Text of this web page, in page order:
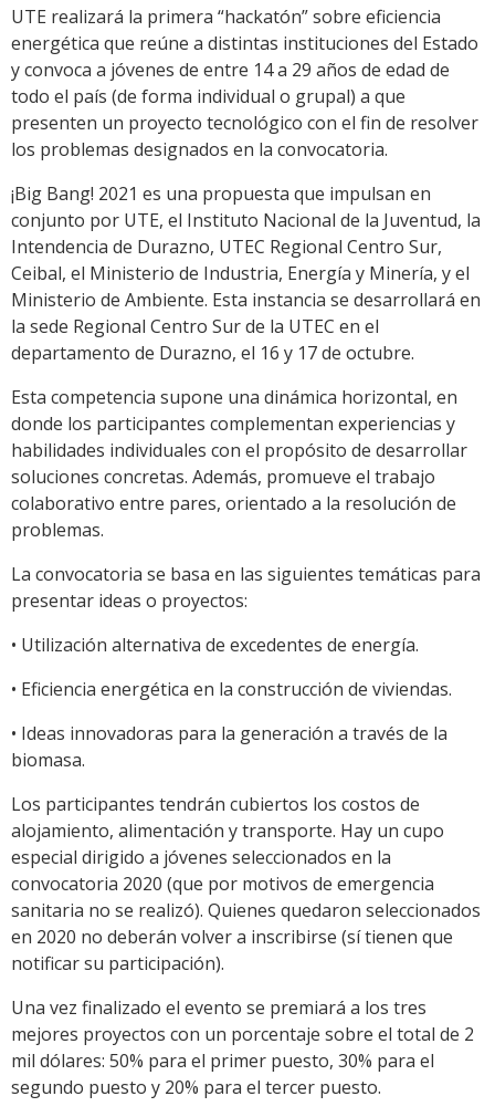
Link
UTE realizará la primera “hackatón” sobre eficiencia
energética que reúne a distintas instituciones del Estado
y convoca a jóvenes de entre 14 a 29 años de edad de
todo el país (de forma individual o grupal) a que
presenten un proyecto tecnológico con el fin de resolver
los problemas designados en la convocatoria.
¡Big Bang! 2021 es una propuesta que impulsan en
conjunto por UTE, el Instituto Nacional de la Juventud, la
Intendencia de Durazno, UTEC Regional Centro Sur,
Ceibal, el Ministerio de Industria, Energía y Minería, y el
Ministerio de Ambiente. Esta instancia se desarrollará en
la sede Regional Centro Sur de la UTEC en el
departamento de Durazno, el 16 y 17 de octubre.
Esta competencia supone una dinámica horizontal, en
donde los participantes complementan experiencias y
habilidades individuales con el propósito de desarrollar
soluciones concretas. Además, promueve el trabajo
colaborativo entre pares, orientado a la resolución de
problemas.
La convocatoria se basa en las siguientes temáticas para
presentar ideas o proyectos:
• Utilización alternativa de excedentes de energía.
• Eficiencia energética en la construcción de viviendas.
• Ideas innovadoras para la generación a través de la
biomasa.
Los participantes tendrán cubiertos los costos de
alojamiento, alimentación y transporte. Hay un cupo
especial dirigido a jóvenes seleccionados en la
convocatoria 2020 (que por motivos de emergencia
sanitaria no se realizó). Quienes quedaron seleccionados
en 2020 no deberán volver a inscribirse (sí tienen que
notificar su participación).
Una vez finalizado el evento se premiará a los tres
mejores proyectos con un porcentaje sobre el total de 2
mil dólares: 50% para el primer puesto, 30% para el
segundo puesto y 20% para el tercer puesto.